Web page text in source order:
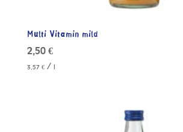
Multi Vitamin mild
2,50 €
3,57 €/